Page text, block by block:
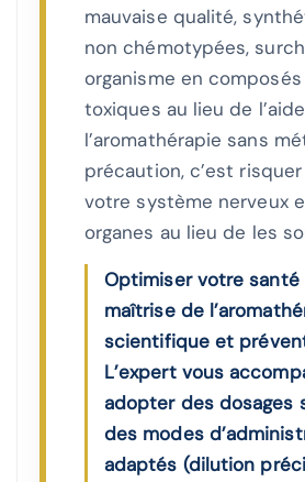
mauvaise qualité,
non chémotypées,
organisme en
toxiques au lieu de
l’aromathérapie sans
précaution, c’est risquer
votre système nerveux
organes au lieu de les
Optimiser votre santé
maîtrise de
scientifique et
L’expert vous
adopter des dosages
des modes
adaptés (dilution